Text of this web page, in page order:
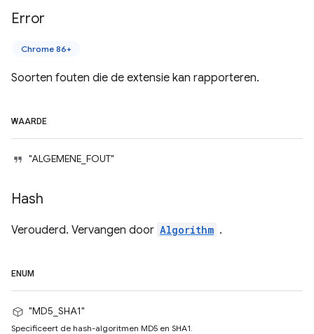
Error
Chrome 86+
Soorten fouten die de extensie kan rapporteren.
WAARDE
"ALGEMENE_FOUT"
Hash
Verouderd. Vervangen door Algorithm .
ENUM
"MD5_SHA1"
Specificeert de hash-algoritmen MD5 en SHA1.